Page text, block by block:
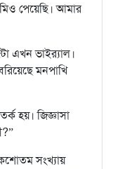
পেয়েছি। আমার
এখন ভাইর‍্যাল।
মনপাখি
হয়। জিজ্ঞাসা
সংখ্যায়